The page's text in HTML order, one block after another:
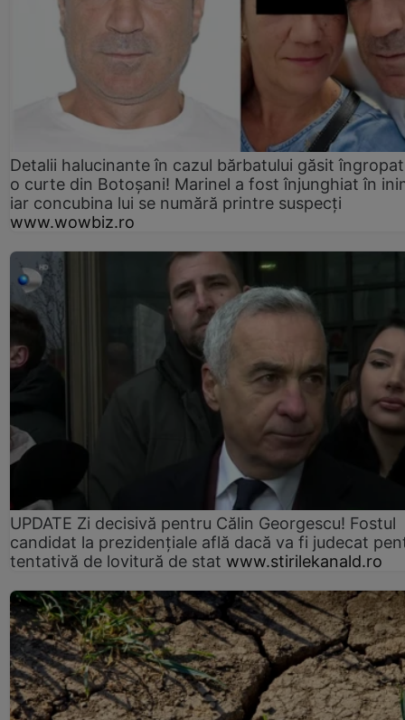
Detalii halucinante în cazul bărbatului găsit
o curte din Botoșani! Marinel a fost înjunghiat în
iar concubina lui se numără printre suspecți
www.wowbiz.ro
UPDATE Zi decisivă pentru Călin Georgescu! Fostul
candidat la prezidențiale află dacă va fi judecat
tentativă de lovitură de stat www.stirilekanald.ro